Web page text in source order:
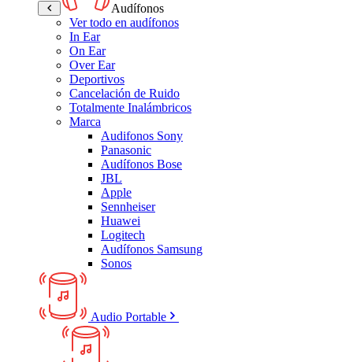
Audífonos
Ver todo en audífonos
In Ear
On Ear
Over Ear
Deportivos
Cancelación de Ruido
Totalmente Inalámbricos
Marca
Audifonos Sony
Panasonic
Audífonos Bose
JBL
Apple
Sennheiser
Huawei
Logitech
Audífonos Samsung
Sonos
Audio Portable